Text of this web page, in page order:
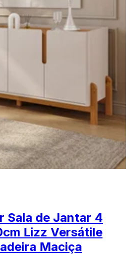
Sala de Jantar 4
Lizz Versátile
Maciça